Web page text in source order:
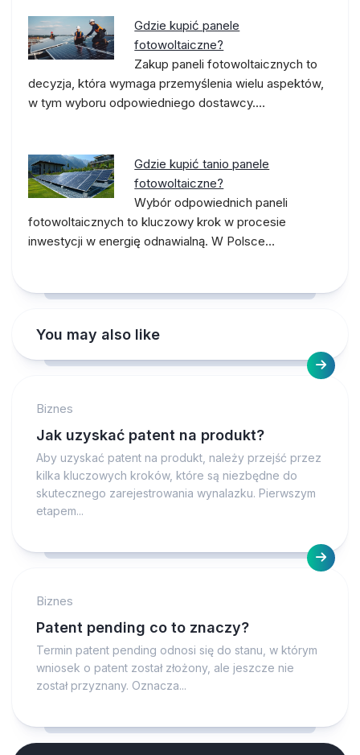
Gdzie kupić panele
fotowoltaiczne?
Zakup paneli fotowoltaicznych to
decyzja, która wymaga przemyślenia wielu aspektów,
w tym wyboru odpowiedniego dostawcy.…
Gdzie kupić tanio panele
fotowoltaiczne?
Wybór odpowiednich paneli
fotowoltaicznych to kluczowy krok w procesie
inwestycji w energię odnawialną. W Polsce…
You may also like
Biznes
Jak uzyskać patent na produkt?
Aby uzyskać patent na produkt, należy przejść przez
kilka kluczowych kroków, które są niezbędne do
skutecznego zarejestrowania wynalazku. Pierwszym
etapem...
Biznes
Patent pending co to znaczy?
Termin patent pending odnosi się do stanu, w którym
wniosek o patent został złożony, ale jeszcze nie
został przyznany. Oznacza...